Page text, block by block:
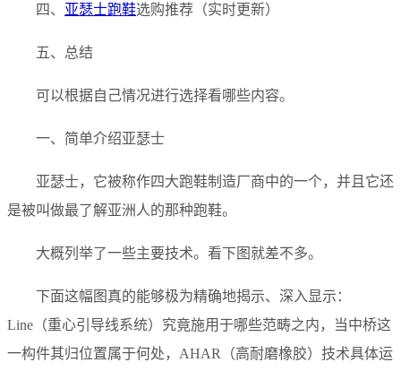
四、 亚瑟士跑鞋选购推荐（实时更新）
五、总结
可以根据自己情况进行选择看哪些内容。
一、简单介绍亚瑟士
亚瑟士，它被称作四大跑鞋制造厂商中的一个，并且它还
是被叫做最了解亚洲人的那种跑鞋。
大概列举了一些主要技术。看下图就差不多。
下面这幅图真的能够极为精确地揭示、深入显示：
Line（重心引导线系统）究竟施用于哪些范畴之内，当中桥这
一构件其归位置属于何处，AHAR（高耐磨橡胶）技术具体运